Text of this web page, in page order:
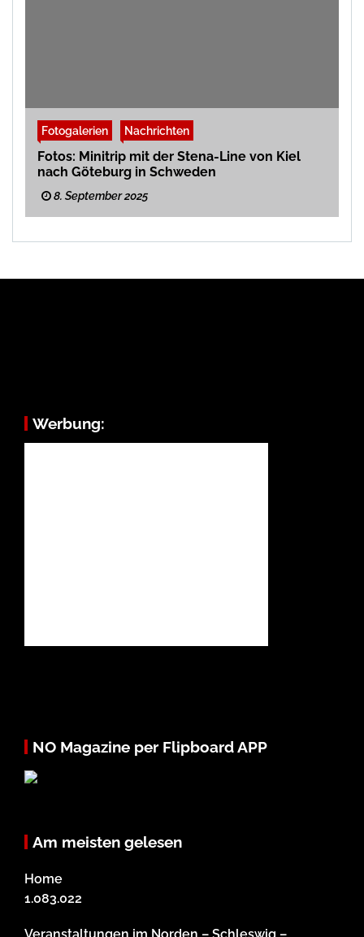
Fotogalerien Nachrichten
Fotos: Minitrip mit der Stena-Line von Kiel
nach Göteburg in Schweden
8. September 2025
Werbung:
NO Magazine per Flipboard APP
Am meisten gelesen
Home
1.083.022